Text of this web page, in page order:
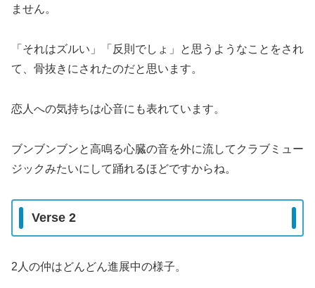
ません。
「それはズルい」「反則でしょ」と思うようなことをされ
て、骨抜きにされたのだと思います。
恋人への気持ちは心音にも表れています。
ブンブンブンと高鳴る心臓の音を外に流してクラブミュー
ジックみたいにして踊れるほどですからね。
Verse 2
2人の仲はどんどん進展中の様子。